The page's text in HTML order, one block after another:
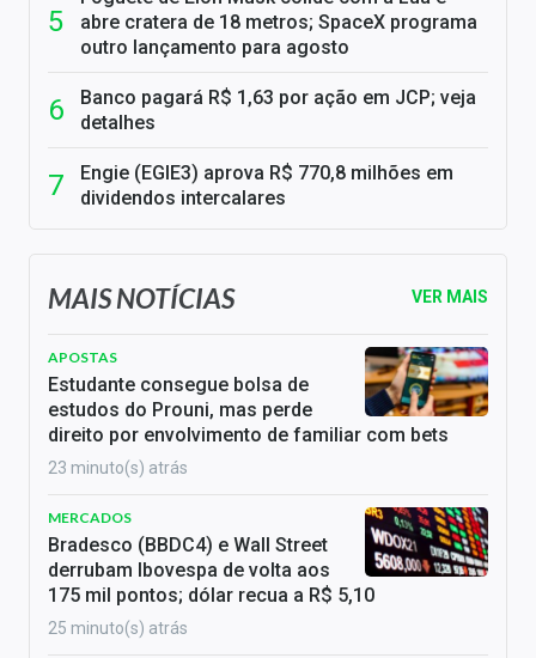
abre cratera de 18 metros; SpaceX programa
outro lançamento para agosto
Banco pagará R$ 1,63 por ação em JCP; veja
detalhes
Engie (EGIE3) aprova R$ 770,8 milhões em
dividendos intercalares
MAIS NOTÍCIAS VER MAIS
APOSTAS
Estudante consegue bolsa de
estudos do Prouni, mas perde
direito por envolvimento de familiar com bets
23 minuto(s) atrás
MERCADOS
Bradesco (BBDC4) e Wall Street
derrubam Ibovespa de volta aos
175 mil pontos; dólar recua a R$ 5,10
25 minuto(s) atrás